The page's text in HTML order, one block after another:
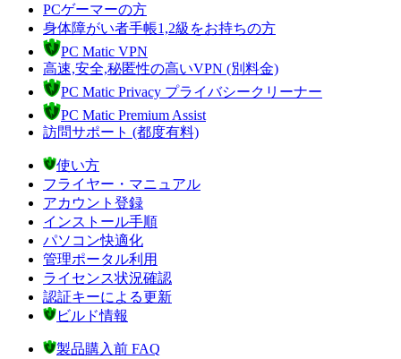
PCゲーマーの方
身体障がい者手帳1,2級をお持ちの方
PC Matic VPN
高速,安全,秘匿性の高いVPN (別料金)
PC Matic Privacy プライバシークリーナー
PC Matic Premium Assist
訪問サポート (都度有料)
使い方
フライヤー・マニュアル
アカウント登録
インストール手順
パソコン快適化
管理ポータル利用
ライセンス状況確認
認証キーによる更新
ビルド情報
製品購入前 FAQ